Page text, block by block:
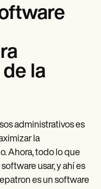
la
administrativos es
la
Ahora, todo lo que
usar, y ahí es
es un software